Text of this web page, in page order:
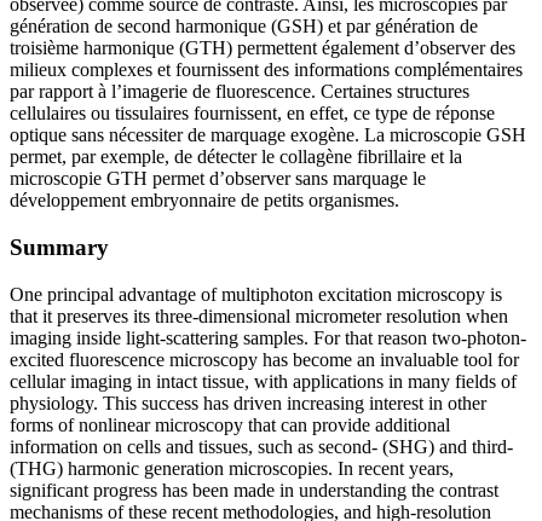
observée) comme source de contraste. Ainsi, les microscopies par
génération de second harmonique (GSH) et par génération de
troisième harmonique (GTH) permettent également d’observer des
milieux complexes et fournissent des informations complémentaires
par rapport à l’imagerie de fluorescence. Certaines structures
cellulaires ou tissulaires fournissent, en effet, ce type de réponse
optique sans nécessiter de marquage exogène. La microscopie GSH
permet, par exemple, de détecter le collagène fibrillaire et la
microscopie GTH permet d’observer sans marquage le
développement embryonnaire de petits organismes.
Summary
One principal advantage of multiphoton excitation microscopy is
that it preserves its three-dimensional micrometer resolution when
imaging inside light-scattering samples. For that reason two-photon-
excited fluorescence microscopy has become an invaluable tool for
cellular imaging in intact tissue, with applications in many fields of
physiology. This success has driven increasing interest in other
forms of nonlinear microscopy that can provide additional
information on cells and tissues, such as second- (SHG) and third-
(THG) harmonic generation microscopies. In recent years,
significant progress has been made in understanding the contrast
mechanisms of these recent methodologies, and high-resolution